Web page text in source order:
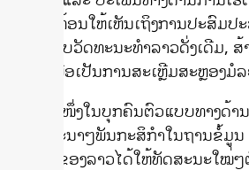
ລາວສະທ້ອນໃຫ້ເຫັນເຖິງການປະສົມ
ແລະ ແບບວັດທະນະທຳລາວດັ່ງເດີມ,
ສົນໃຈເພື່ອເປັນການສະເຫຼີມສະຫຼອງມໍ
ມະນີລາ ໜຶ່ງໃນບຸກຄົນຕົວແບບທາງດ້າ
ດ້ານຊີວະນາໆພັນກະສິກຳໃນຖານຂໍ້ມູນ
ສິລະປະຂອງລາວໄດ້ໃຫ້ທັດສະນະໃໝ່